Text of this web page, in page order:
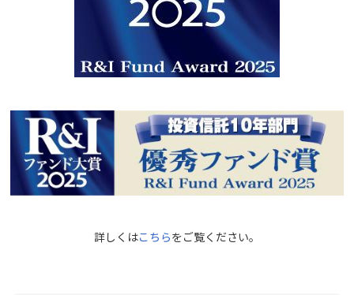
詳しくはこちらをご覧ください。